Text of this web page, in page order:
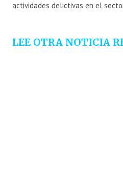
actividades delictivas en el
LEE OTRA NOTICIA